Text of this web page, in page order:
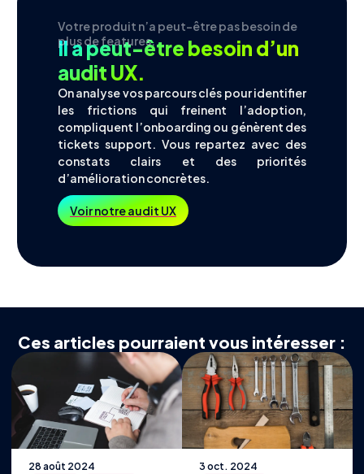
Votre produit n’a peut-être pas besoin de
plus de features.
Il a peut-être besoin d’un
audit UX.
On analyse vos parcours clés pour identifier
les frictions qui freinent l’adoption,
compliquent l’onboarding ou génèrent des
tickets support. Vous repartez avec des
constats clairs et des priorités
d’amélioration concrètes.
Voir notre audit UX
Ces articles pourraient vous intéresser :
28 août 2024
3 oct. 2024